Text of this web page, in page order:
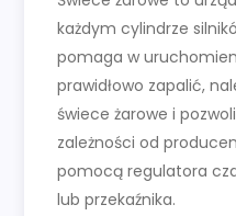
każdym cylindrze
pomaga w
prawidłowo zapalić,
świece żarowe i
zależności od
pomocą regulatora
lub przekaźnika.